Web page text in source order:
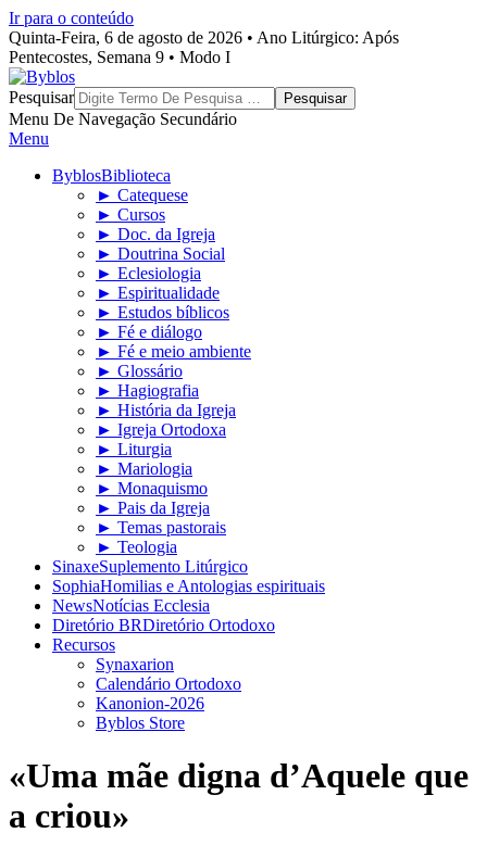
Ir para o conteúdo
Quinta-Feira, 6 de agosto de 2026 • Ano Litúrgico: Após
Pentecostes, Semana 9 • Modo I
Byblos
Pesquisar
Menu De Navegação Secundário
Menu
ByblosBiblioteca
► Catequese
► Cursos
► Doc. da Igreja
► Doutrina Social
► Eclesiologia
► Espiritualidade
► Estudos bíblicos
► Fé e diálogo
► Fé e meio ambiente
► Glossário
► Hagiografia
► História da Igreja
► Igreja Ortodoxa
► Liturgia
► Mariologia
► Monaquismo
► Pais da Igreja
► Temas pastorais
► Teologia
SinaxeSuplemento Litúrgico
SophiaHomilias e Antologias espirituais
NewsNotícias Ecclesia
Diretório BRDiretório Ortodoxo
Recursos
Synaxarion
Calendário Ortodoxo
Kanonion-2026
Byblos Store
«Uma mãe digna d’Aquele que
a criou»